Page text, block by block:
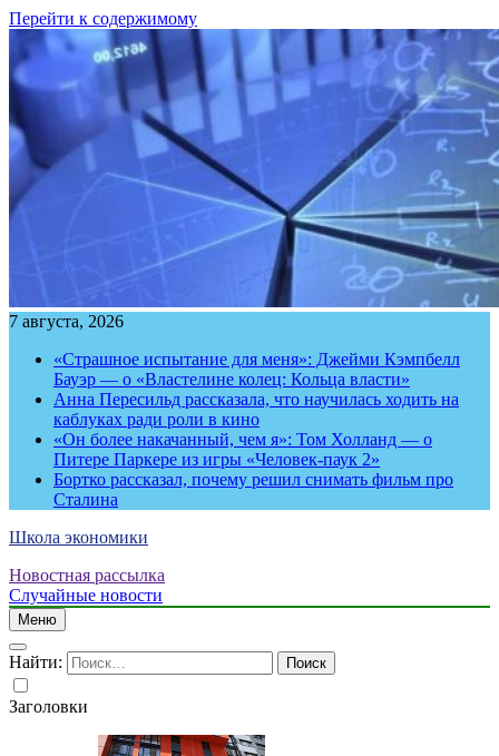
Перейти к содержимому
7 августа, 2026
«Страшное испытание для меня»: Джейми Кэмпбелл
Бауэр — о «Властелине колец: Кольца власти»
Анна Пересильд рассказала, что научилась ходить на
каблуках ради роли в кино
«Он более накачанный, чем я»: Том Холланд — о
Питере Паркере из игры «Человек-паук 2»
Бортко рассказал, почему решил снимать фильм про
Сталина
Школа экономики
Новостная рассылка
Случайные новости
Меню
Найти:
Заголовки